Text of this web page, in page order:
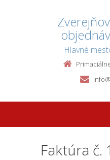
Hlavné
Faktúra č.